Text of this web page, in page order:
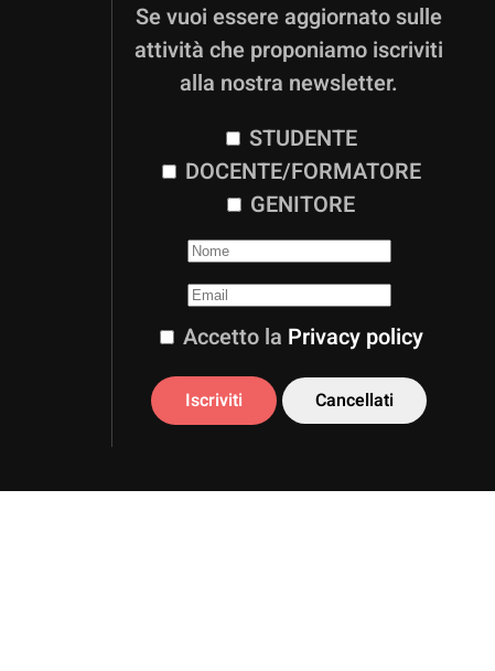
Se vuoi essere aggiornato sulle
attività che proponiamo iscriviti
alla nostra newsletter.
STUDENTE
DOCENTE/FORMATORE
GENITORE
Accetto la Privacy policy